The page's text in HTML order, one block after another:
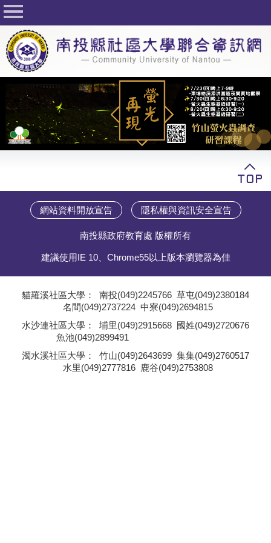
回首頁
關於社大
公佈欄
行事曆
最新活動
活動花絮
志工與社團
社大學習Q&A
學員專區
教師專區
網站資料開放宣告 隱私權與資訊安全宣告
南投縣政府教育處 版權所有
建議使用IE 10、Chrome55以上版本瀏覽器為佳
貓羅溪社區大學： 南投(049)2245766 草屯(049)2380184
名間(049)2737224 中寮(049)2694815
水沙連社區大學： 埔里(049)2915668 國姓(049)2720676
魚池(049)2899491
濁水溪社區大學： 竹山(049)2643699 集集(049)2760517
水里(049)2777816 鹿谷(049)2753808